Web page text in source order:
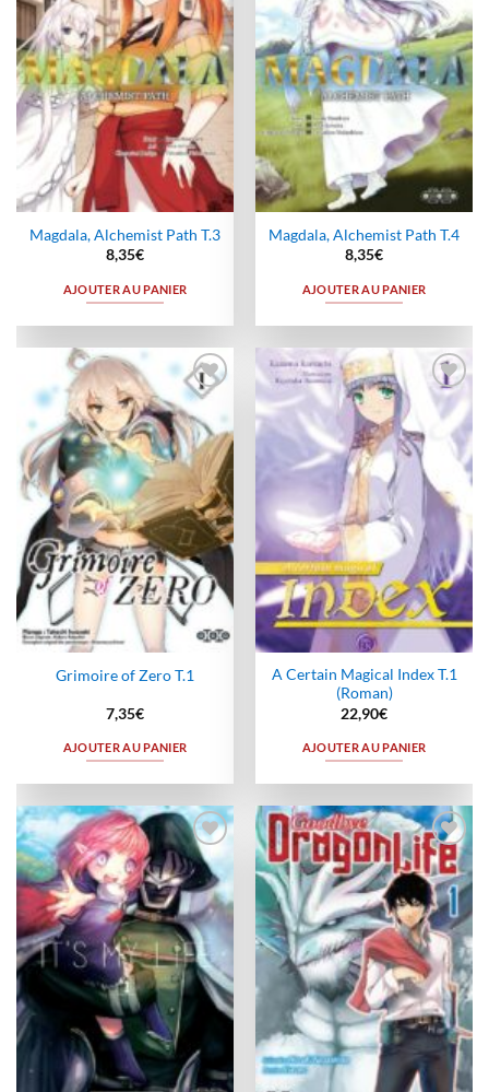
Magdala, Alchemist Path T.3
8,35€
AJOUTER AU PANIER
Magdala, Alchemist Path T.4
8,35€
AJOUTER AU PANIER
Ajouter
à la
wishlist
Grimoire of Zero T.1
7,35€
AJOUTER AU PANIER
Ajouter
à la
wishlist
A Certain Magical Index T.1
(Roman)
22,90€
AJOUTER AU PANIER
Ajouter
à la
wishlist
Ajouter
à la
wishlist